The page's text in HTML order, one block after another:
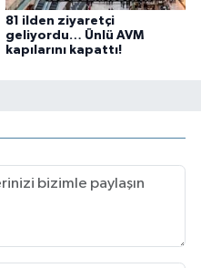
81 ilden ziyaretçi
geliyordu… Ünlü AVM
kapılarını kapattı!